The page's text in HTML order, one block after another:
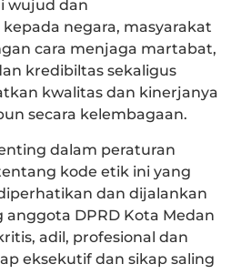
wujud dan
negara, masyarakat
cara menjaga martabat,
kredibiltas sekaligus
kwalitas dan kinerjanya
secara kelembagaan.
dalam peraturan
kode etik ini yang
dan dijalankan
DPRD Kota Medan
adil, profesional dan
eksekutif dan sikap saling